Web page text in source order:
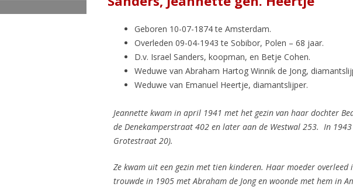
Geboren 10-07-1874 te Amsterdam.
Overleden 09-04-1943 te Sobibor, Polen – 68 jaar.
D.v. Israel Sanders, koopman, en Betje Cohen.
Weduwe van Abraham Hartog Winnik de Jong,
Weduwe van Emanuel Heertje, diamantslijper.
Jeannette kwam in april 1941 met het gezin van haar dochter
de Denekamperstraat 402 en later aan de Westwal 253. In
Grotestraat 20).
Ze kwam uit een gezin met tien kinderen. Haar moeder
trouwde in 1905 met Abraham de Jong en woonde met hem in